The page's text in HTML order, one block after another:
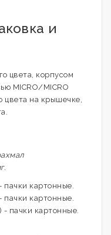
и
цвета, корпусом
MICRO/MICRO
цвета на крышечке,
картонные.
картонные.
пачки картонные.